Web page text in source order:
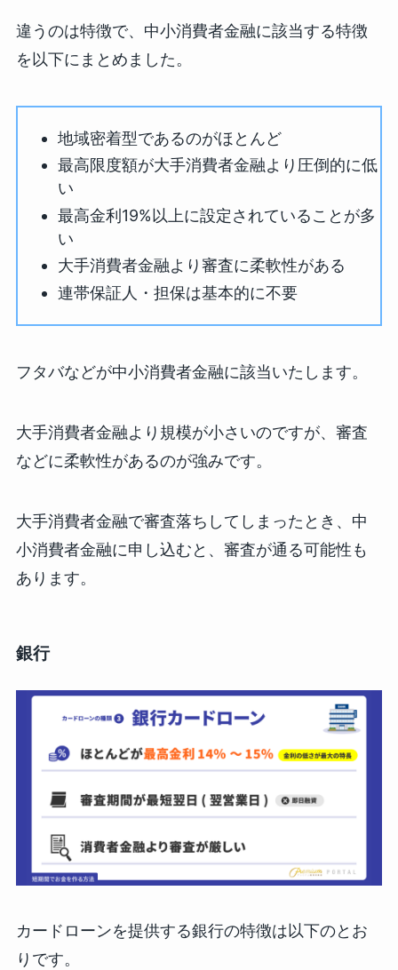
違うのは特徴で、中小消費者金融に該当する特徴
を以下にまとめました。
地域密着型であるのがほとんど
最高限度額が大手消費者金融より圧倒的に低
い
最高金利19%以上に設定されていることが多
い
大手消費者金融より審査に柔軟性がある
連帯保証人・担保は基本的に不要
フタバなどが中小消費者金融に該当いたします。
大手消費者金融より規模が小さいのですが、審査
などに柔軟性があるのが強みです。
大手消費者金融で審査落ちしてしまったとき、中
小消費者金融に申し込むと、審査が通る可能性も
あります。
銀行
カードローンを提供する銀行の特徴は以下のとお
りです。